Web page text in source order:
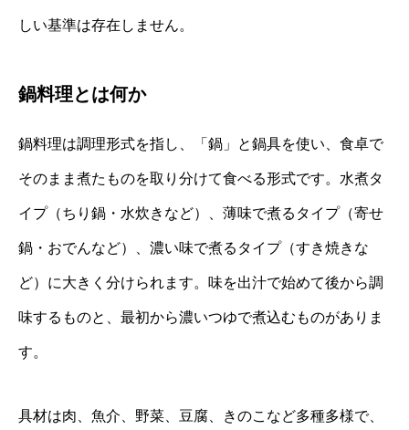
しい基準は存在しません。
鍋料理とは何か
鍋料理は調理形式を指し、「鍋」と鍋具を使い、食卓で
そのまま煮たものを取り分けて食べる形式です。水煮タ
イプ（ちり鍋・水炊きなど）、薄味で煮るタイプ（寄せ
鍋・おでんなど）、濃い味で煮るタイプ（すき焼きな
ど）に大きく分けられます。味を出汁で始めて後から調
味するものと、最初から濃いつゆで煮込むものがありま
す。
具材は肉、魚介、野菜、豆腐、きのこなど多種多様で、